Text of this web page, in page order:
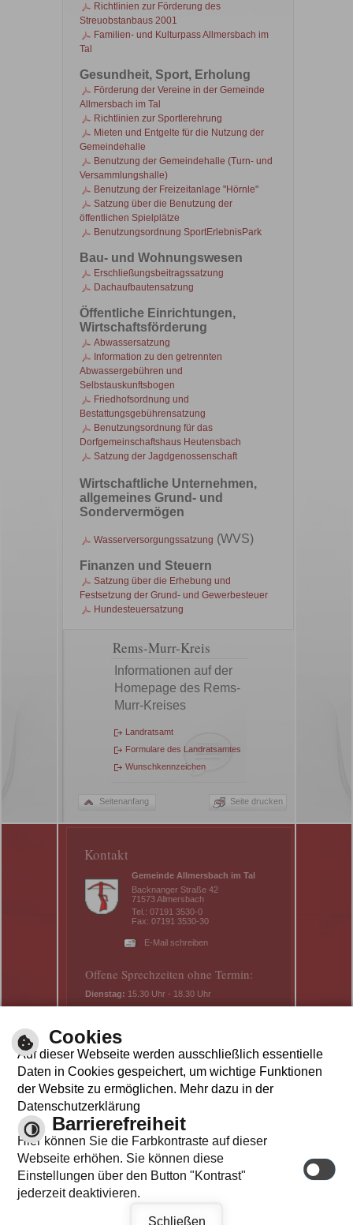
Richtlinien zur Förderung des
Streuobstanbaus 2001
Familien- und Kulturpass Allmersbach im
Tal
Gesundheit, Sport, Erholung
Förderung der Vereine in der Gemeinde
Allmersbach im Tal
Richtlinien zur Sportlerehrung
Mieten und Entgelte für die Nutzung der
Gemeindehalle
Benutzung der Gemeindehalle (Turn- und
Versammlungshalle)
Benutzung der Freizeitanlage "Hörnle"
Satzung über die Benutzung der
öffentlichen Spielplätze
Benutzungsordnung SportErlebnisPark
Bau- und Wohnungswesen
Erschließungsbeitragssatzung
Dachaufbautensatzung
Öffentliche Einrichtungen,
Wirtschaftsförderung
Abwassersatzung
Information zu den getrennten
Abwassergebühren und
Selbstauskunftsbogen
Friedhofsordnung und
Bestattungsgebührensatzung
Benutzungsordnung für das
Dorfgemeinschaftshaus Heutensbach
Satzung der Jagdgenossenschaft
Wirtschaftliche Unternehmen,
allgemeines Grund- und
Sondervermögen
Wasserversorgungssatzung (WVS)
Finanzen und Steuern
Satzung über die Erhebung und
Festsetzung der Grund- und Gewerbesteuer
Hundesteuersatzung
Rems-Murr-Kreis
Informationen auf der
Homepage des Rems-
Murr-Kreises
Landratsamt
Formulare des Landratsamtes
Wunschkennzeichen
Seitenanfang Seite drucken
Kontakt
Gemeinde Allmersbach im Tal
Backnanger Straße 42
71573 Allmersbach
Tel.: 07191 3530-0
Fax: 07191 3530-30
E-Mail schreiben
Offene Sprechzeiten ohne Termin:
Dienstag: 15.30 Uhr - 18.30 Uhr
Donnerstag:8.30 Uhr - 11.30 Uhr
Termin:
Mo - Mi:8.30 Uhr – 11.30 Uhr
Do:14.00 Uhr – 16.30 Uhr
Fr:8.30 Uhr – 11.30 Uhr
Cookies
Auf dieser Webseite werden ausschließlich essentielle
Daten in Cookies gespeichert, um wichtige Funktionen
der Website zu ermöglichen. Mehr dazu in der
Datenschutzerklärung
Barrierefreiheit
Hier können Sie die Farbkontraste auf dieser
Webseite erhöhen. Sie können diese
Einstellungen über den Button "Kontrast"
jederzeit deaktivieren.
Schließen